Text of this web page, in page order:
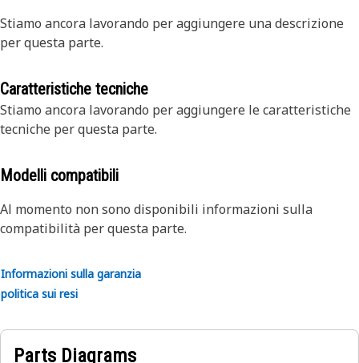
Stiamo ancora lavorando per aggiungere una descrizione
per questa parte.
Caratteristiche tecniche
Stiamo ancora lavorando per aggiungere le caratteristiche
tecniche per questa parte.
Modelli compatibili
Al momento non sono disponibili informazioni sulla
compatibilità per questa parte.
Informazioni sulla garanzia
politica sui resi
Parts Diagrams